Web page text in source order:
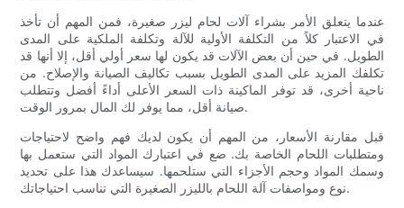
عندما يتعلق الأمر بشراء آلات لحام ليزر صغيرة، فمن المهم أن تأخذ
في الاعتبار كلاً من التكلفة الأولية للآلة وتكلفة الملكية على المدى
الطويل. في حين أن بعض الآلات قد يكون لها سعر أولي أقل، إلا أنها قد
تكلفك المزيد على المدى الطويل بسبب تكاليف الصيانة والإصلاح. من
ناحية أخرى، قد توفر الماكينة ذات السعر الأعلى أداءً أفضل وتتطلب
صيانة أقل، مما يوفر لك المال بمرور الوقت.
قبل مقارنة الأسعار، من المهم أن يكون لديك فهم واضح لاحتياجات
ومتطلبات اللحام الخاصة بك. ضع في اعتبارك المواد التي ستعمل بها
وسمك المواد وحجم الأجزاء التي ستلحمها. سيساعدك هذا على تحديد
نوع ومواصفات آلة اللحام بالليزر الصغيرة التي تناسب احتياجاتك.